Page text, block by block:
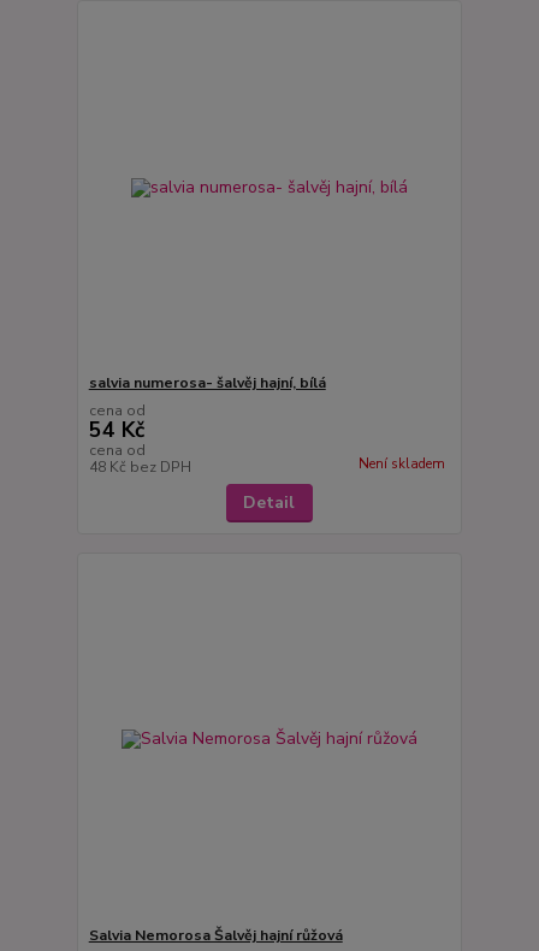
salvia numerosa- šalvěj hajní, bílá
cena od
54 Kč
cena od
48 Kč bez DPH Není skladem
Detail
Salvia Nemorosa Šalvěj hajní růžová